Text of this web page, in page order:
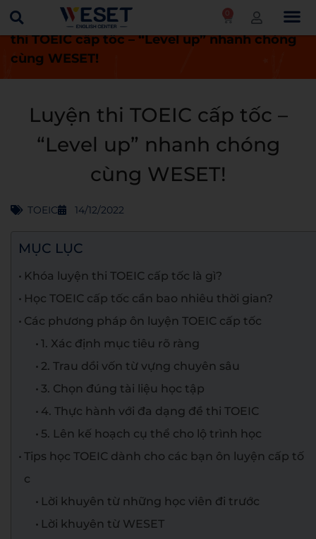
0
Trang chủ Khóa học TOEIC
Luyện
thi TOEIC cấp tốc – “Level up” nhanh chóng
cùng WESET!
Luyện thi TOEIC cấp tốc –
“Level up” nhanh chóng
cùng WESET!
TOEIC 14/12/2022
MỤC LỤC
Khóa luyện thi TOEIC cấp tốc là gì?
Học TOEIC cấp tốc cần bao nhiêu thời gian?
Các phương pháp ôn luyện TOEIC cấp tốc
1. Xác định mục tiêu rõ ràng
2. Trau dồi vốn từ vựng chuyên sâu
3. Chọn đúng tài liệu học tập
4. Thực hành với đa dạng đề thi TOEIC
5. Lên kế hoạch cụ thể cho lộ trình học
Tips học TOEIC dành cho các bạn ôn luyện cấp tố
c
Lời khuyên từ những học viên đi trước
Lời khuyên từ WESET